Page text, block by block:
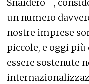
un numero
nostre imprese
piccole, e oggi
essere sostenute